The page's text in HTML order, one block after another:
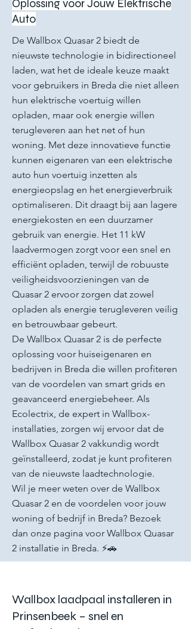
Oplossing voor Jouw Elektrische
Auto
De Wallbox Quasar 2 biedt de
nieuwste technologie in bidirectioneel
laden, wat het de ideale keuze maakt
voor gebruikers in Breda die niet alleen
hun elektrische voertuig willen
opladen, maar ook energie willen
terugleveren aan het net of hun
woning. Met deze innovatieve functie
kunnen eigenaren van een elektrische
auto hun voertuig inzetten als
energieopslag en het energieverbruik
optimaliseren. Dit draagt bij aan lagere
energiekosten en een duurzamer
gebruik van energie. Het 11 kW
laadvermogen zorgt voor een snel en
efficiënt opladen, terwijl de robuuste
veiligheidsvoorzieningen van de
Quasar 2 ervoor zorgen dat zowel
opladen als energie terugleveren veilig
en betrouwbaar gebeurt.
De Wallbox Quasar 2 is de perfecte
oplossing voor huiseigenaren en
bedrijven in Breda die willen profiteren
van de voordelen van smart grids en
geavanceerd energiebeheer. Als
Ecolectrix, de expert in Wallbox-
installaties, zorgen wij ervoor dat de
Wallbox Quasar 2 vakkundig wordt
geïnstalleerd, zodat je kunt profiteren
van de nieuwste laadtechnologie.
Wil je meer weten over de Wallbox
Quasar 2 en de voordelen voor jouw
woning of bedrijf in Breda? Bezoek
dan onze pagina voor Wallbox Quasar
2 installatie in Breda. ⚡🚗
Wallbox laadpaal installeren in
Prinsenbeek – snel en